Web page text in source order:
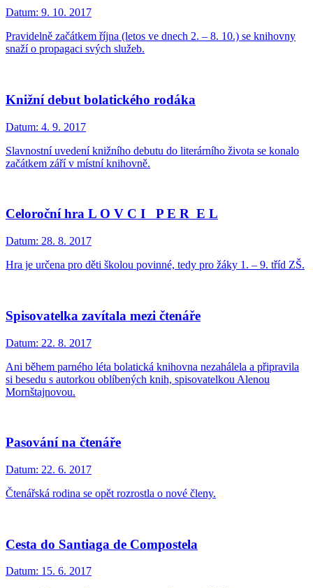
Datum: 9. 10. 2017
Pravidelně začátkem října (letos ve dnech 2. – 8. 10.) se knihovny
snaží o propagaci svých služeb.
Knižní debut bolatického rodáka
Datum: 4. 9. 2017
Slavnostní uvedení knižního debutu do literárního života se konalo
začátkem září v místní knihovně.
Celoroční hra L O V C I P E R E L
Datum: 28. 8. 2017
Hra je určena pro děti školou povinné, tedy pro žáky 1. – 9. tříd ZŠ.
Spisovatelka zavítala mezi čtenáře
Datum: 22. 8. 2017
Ani během parného léta bolatická knihovna nezahálela a připravila
si besedu s autorkou oblíbených knih, spisovatelkou Alenou
Mornštajnovou.
Pasování na čtenáře
Datum: 22. 6. 2017
Čtenářská rodina se opět rozrostla o nové členy.
Cesta do Santiaga de Compostela
Datum: 15. 6. 2017